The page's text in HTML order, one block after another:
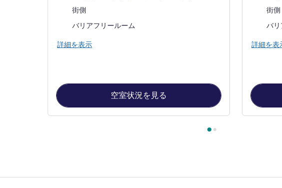
ビュー:街側
バリアフリールーム
詳細を表示
空室状況を見る
ビュー:街側
バリ
詳細を表